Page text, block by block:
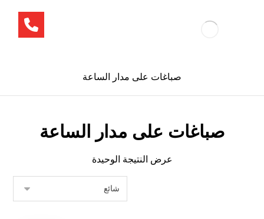
صباغات على مدار الساعة
صباغات على مدار الساعة
عرض النتيجة الوحيدة